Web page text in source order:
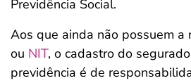
Previdência Social.
Aos que ainda não possuem a
ou NIT, o cadastro do
previdência é de